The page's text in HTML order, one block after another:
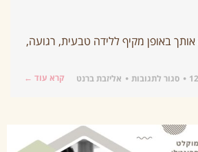
אותך באופן מקיף ללידה טבעית, רגועה,
סגור לתגובות אליזבת ברנט קרא עוד ←